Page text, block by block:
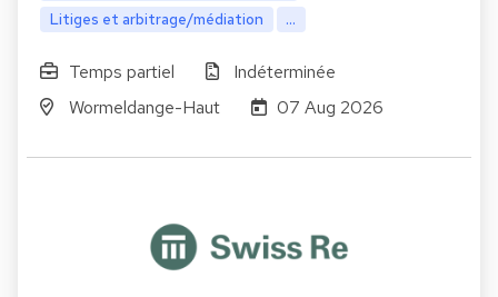
Litiges et arbitrage/médiation
...
Temps partiel
Indéterminée
Wormeldange-Haut
07 Aug 2026